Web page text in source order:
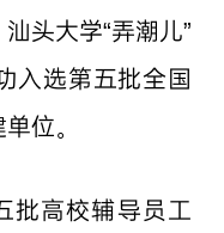
头大学“弄潮儿”
入选第五批全国
位。
批高校辅导员工